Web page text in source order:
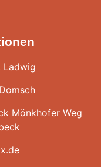
Ladwig
Mönkhofer Weg